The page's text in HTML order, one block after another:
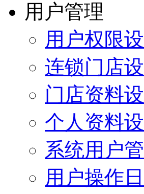
用户管理
用户权限
连锁门店
门店资料
个人资料
系统用户
用户操作